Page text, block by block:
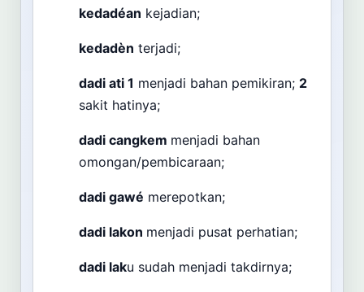
kedadéan kejadian;
kedadèn terjadi;
dadi ati 1 menjadi bahan pemikiran; 2
sakit hatinya;
dadi cangkem menjadi bahan
omongan/pembicaraan;
dadi gawé merepotkan;
dadi lakon menjadi pusat perhatian;
dadi laku sudah menjadi takdirnya;